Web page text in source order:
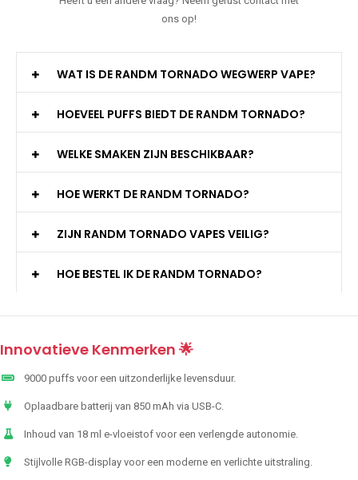
ons op!
WAT IS DE RANDM TORNADO WEGWERP VAPE?
HOEVEEL PUFFS BIEDT DE RANDM TORNADO?
WELKE SMAKEN ZIJN BESCHIKBAAR?
HOE WERKT DE RANDM TORNADO?
ZIJN RANDM TORNADO VAPES VEILIG?
HOE BESTEL IK DE RANDM TORNADO?
Innovatieve Kenmerken 🌟
9000 puffs voor een uitzonderlijke levensduur.
Oplaadbare batterij van 850 mAh via USB-C.
Inhoud van 18 ml e-vloeistof voor een verlengde autonomie.
Stijlvolle RGB-display voor een moderne en verlichte uitstraling.